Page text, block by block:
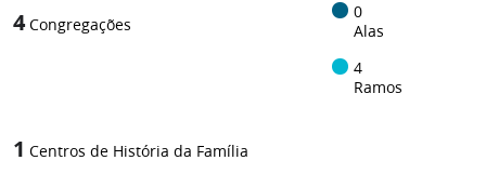
4 Congregações
0
Alas
4
Ramos
1 Centros de História da Família